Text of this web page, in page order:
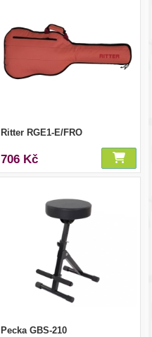
Ritter RGE1-E/FRO
706 Kč
Pecka GBS-210